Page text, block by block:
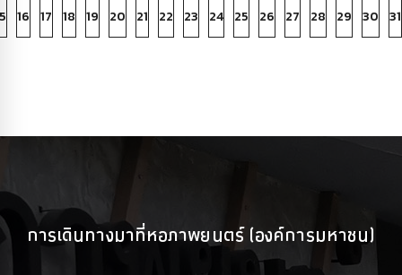
16 17 18 19 20 21 22 23 24 25 26 27 28 29 30 31
การเดินทางมาที่หอภาพยนตร์ (องค์การมหาชน)